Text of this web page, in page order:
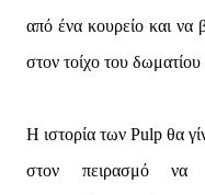
από ένα κουρείο και να
στον τοίχο του
Η ιστορία των Pulp θα
στον πειρασμό να